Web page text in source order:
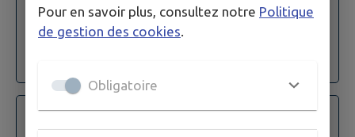
VISIONNER
Pour en savoir plus, consultez notre Politique
de gestion des cookies
Obligatoire